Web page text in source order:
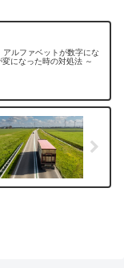
アルファベットが数字にな
になった時の対処法 ～